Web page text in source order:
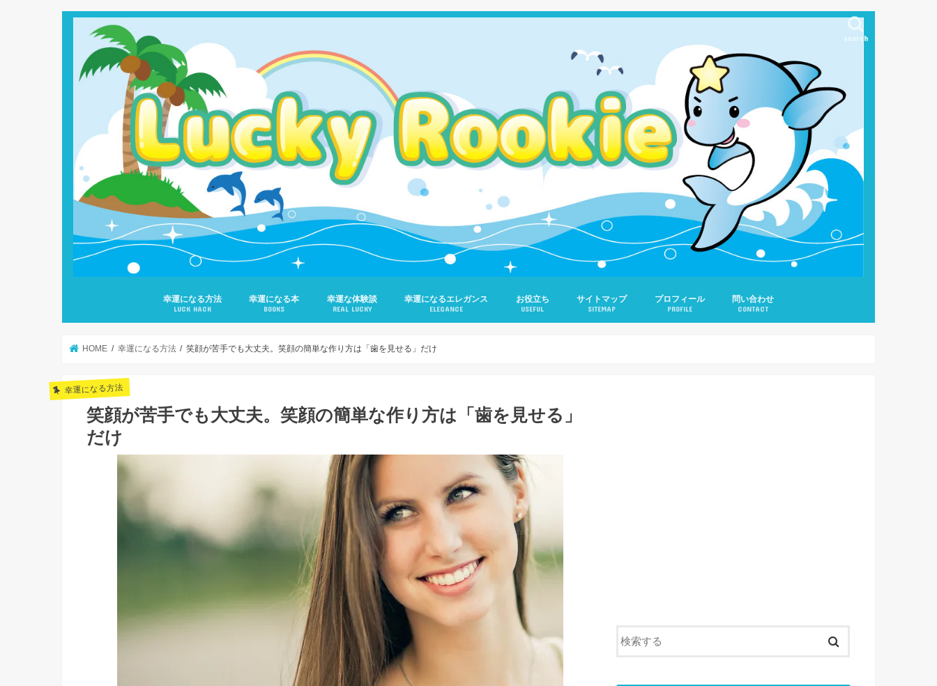
search
幸運になる方法
LUCK HACK
幸運になる本
BOOKS
幸運な体験談
REAL LUCKY
幸運になるエレガンス
ELEGANCE
お役立ち
USEFUL
サイトマップ
SITEMAP
プロフィール
PROFILE
問い合わせ
CONTACT
HOME 幸運になる方法 笑顔が苦手でも大丈夫。笑顔の簡単な作り方は「歯を見せる」だけ
幸運になる方法
笑顔が苦手でも大丈夫。笑顔の簡単な作り方は「歯を見せる」
だけ